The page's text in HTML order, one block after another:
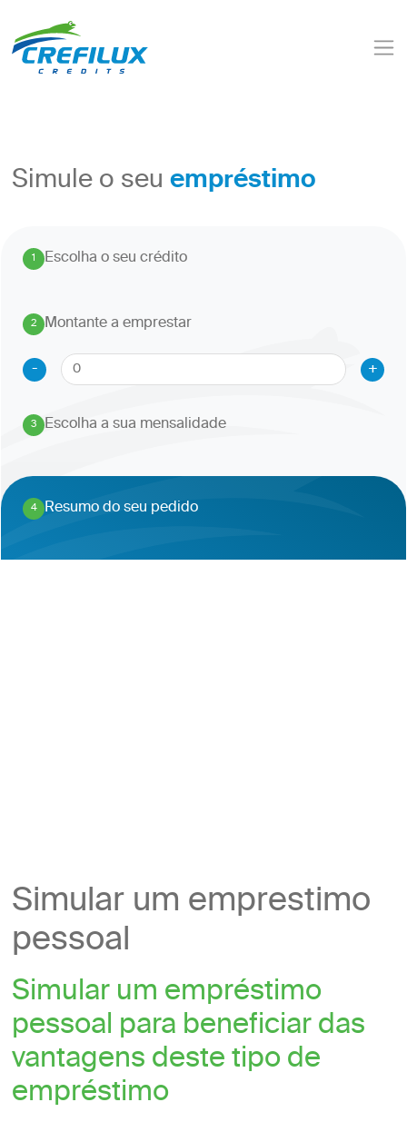
Simule o seuempréstimo
1. Escolha o seu crédito
2
.
Montante a emprestar
-
+
3
. Escolha a sua mensalidade
4
. Resumo do seu pedido
Simular um emprestimo
pessoal
Simular um empréstimo
pessoal para beneficiar das
vantagens deste tipo de
empréstimo